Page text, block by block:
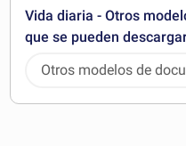
Vida diaria - Otros
que se pueden
Otros modelos de
pueden descargar